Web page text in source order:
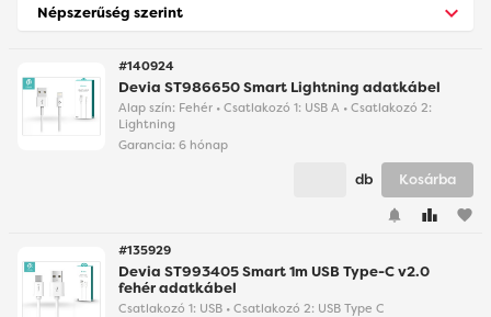
#140924
Devia ST986650 Smart Lightning adatkábel
Alap szín: Fehér • Csatlakozó 1: USB A • Csatlakozó 2:
Lightning
Garancia: 6 hónap
favorite
db Kosárba
#135929
Devia ST993405 Smart 1m USB Type-C v2.0
fehér adatkábel
Csatlakozó 1: USB • Csatlakozó 2: USB Type C